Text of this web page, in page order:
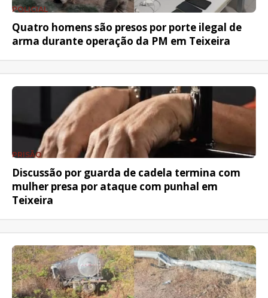
POLICIAL
Quatro homens são presos por porte ilegal de
arma durante operação da PM em Teixeira
PRISÃO
Discussão por guarda de cadela termina com
mulher presa por ataque com punhal em
Teixeira